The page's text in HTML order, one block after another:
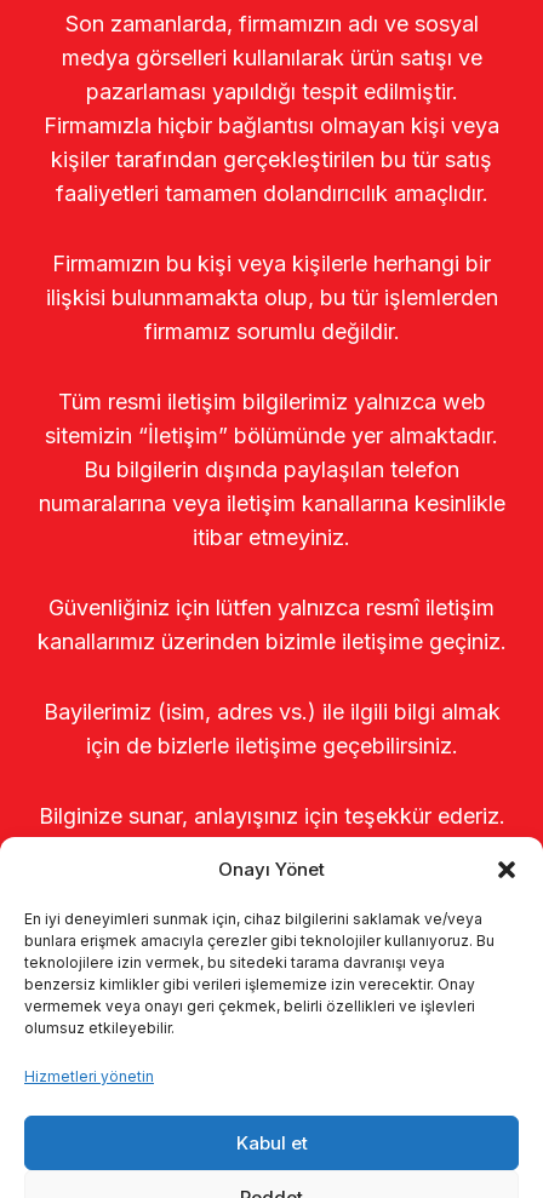
Onayı Yönet
En iyi deneyimleri sunmak için, cihaz bilgilerini saklamak ve/veya
bunlara erişmek amacıyla çerezler gibi teknolojiler kullanıyoruz. Bu
teknolojilere izin vermek, bu sitedeki tarama davranışı veya
benzersiz kimlikler gibi verileri işlememize izin verecektir. Onay
vermemek veya onayı geri çekmek, belirli özellikleri ve işlevleri
olumsuz etkileyebilir.
Hizmetleri yönetin
Kabul et
Son zamanlarda, firmamızın adı ve sosyal
medya görselleri kullanılarak ürün satışı ve
pazarlaması yapıldığı tespit edilmiştir.
Firmamızla hiçbir bağlantısı olmayan kişi veya
kişiler tarafından gerçekleştirilen bu tür satış
faaliyetleri tamamen dolandırıcılık amaçlıdır.
Firmamızın bu kişi veya kişilerle herhangi bir
ilişkisi bulunmamakta olup, bu tür işlemlerden
firmamız sorumlu değildir.
Tüm resmi iletişim bilgilerimiz yalnızca web
sitemizin “İletişim” bölümünde yer almaktadır.
Bu bilgilerin dışında paylaşılan telefon
numaralarına veya iletişim kanallarına kesinlikle
itibar etmeyiniz.
Güvenliğiniz için lütfen yalnızca resmî iletişim
kanallarımız üzerinden bizimle iletişime geçiniz.
Bayilerimiz (isim, adres vs.) ile ilgili bilgi almak
için de bizlerle iletişime geçebilirsiniz.
Bilginize sunar, anlayışınız için teşekkür ederiz.
Kalite politikamız